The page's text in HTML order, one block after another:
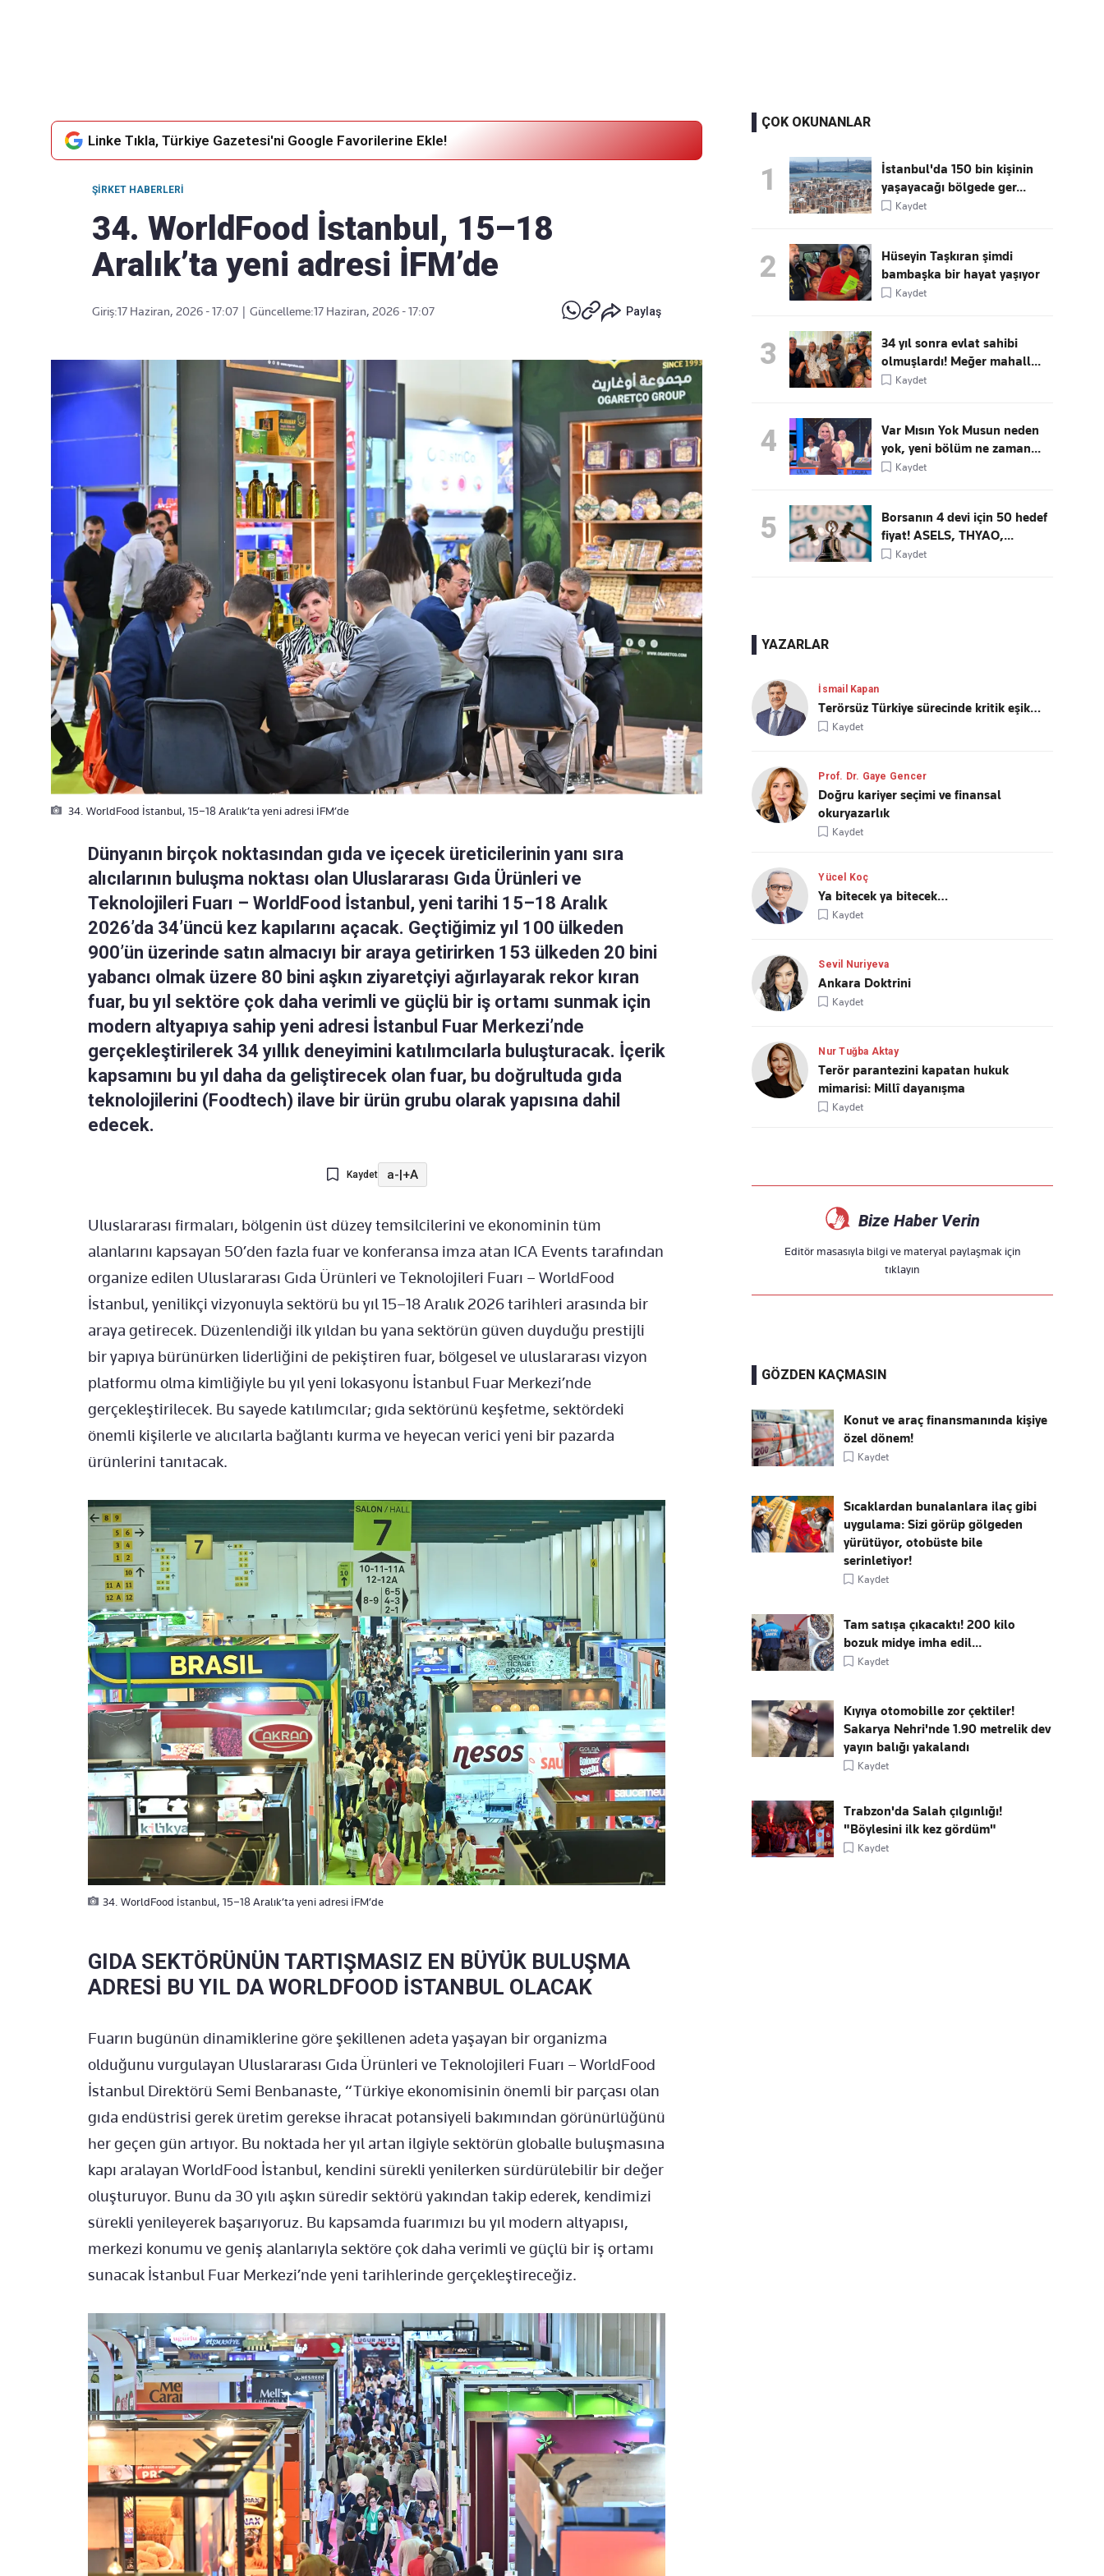
Linke Tıkla, Türkiye Gazetesi'ni Google Favorilerine Ekle!
ŞIRKET HABERLERI
34. WorldFood İstanbul, 15–18
Aralık’ta yeni adresi İFM’de
Giriş:17 Haziran, 2026 - 17:07 Güncelleme:17 Haziran, 2026 - 17:07 Paylaş
34. WorldFood İstanbul, 15–18 Aralık’ta yeni adresi İFM’de
Dünyanın birçok noktasından gıda ve içecek üreticilerinin yanı sıra
alıcılarının buluşma noktası olan Uluslararası Gıda Ürünleri ve
Teknolojileri Fuarı – WorldFood İstanbul, yeni tarihi 15–18 Aralık
2026’da 34’üncü kez kapılarını açacak. Geçtiğimiz yıl 100 ülkeden
900’ün üzerinde satın almacıyı bir araya getirirken 153 ülkeden 20 bini
yabancı olmak üzere 80 bini aşkın ziyaretçiyi ağırlayarak rekor kıran
fuar, bu yıl sektöre çok daha verimli ve güçlü bir iş ortamı sunmak için
modern altyapıya sahip yeni adresi İstanbul Fuar Merkezi’nde
gerçekleştirilerek 34 yıllık deneyimini katılımcılarla buluşturacak. İçerik
kapsamını bu yıl daha da geliştirecek olan fuar, bu doğrultuda gıda
teknolojilerini (Foodtech) ilave bir ürün grubu olarak yapısına dahil
edecek.
Kaydet a-|+A
Uluslararası firmaları, bölgenin üst düzey temsilcilerini ve ekonominin tüm
alanlarını kapsayan 50’den fazla fuar ve konferansa imza atan ICA Events tarafından
organize edilen Uluslararası Gıda Ürünleri ve Teknolojileri Fuarı – WorldFood
İstanbul, yenilikçi vizyonuyla sektörü bu yıl 15–18 Aralık 2026 tarihleri arasında bir
araya getirecek. Düzenlendiği ilk yıldan bu yana sektörün güven duyduğu prestijli
bir yapıya bürünürken liderliğini de pekiştiren fuar, bölgesel ve uluslararası vizyon
platformu olma kimliğiyle bu yıl yeni lokasyonu İstanbul Fuar Merkezi’nde
gerçekleştirilecek. Bu sayede katılımcılar; gıda sektörünü keşfetme, sektördeki
önemli kişilerle ve alıcılarla bağlantı kurma ve heyecan verici yeni bir pazarda
ürünlerini tanıtacak.
34. WorldFood İstanbul, 15–18 Aralık’ta yeni adresi İFM’de
GIDA SEKTÖRÜNÜN TARTIŞMASIZ EN BÜYÜK BULUŞMA
ADRESİ BU YIL DA WORLDFOOD İSTANBUL OLACAK
Fuarın bugünün dinamiklerine göre şekillenen adeta yaşayan bir organizma
olduğunu vurgulayan Uluslararası Gıda Ürünleri ve Teknolojileri Fuarı – WorldFood
İstanbul Direktörü Semi Benbanaste, “Türkiye ekonomisinin önemli bir parçası olan
gıda endüstrisi gerek üretim gerekse ihracat potansiyeli bakımından görünürlüğünü
her geçen gün artıyor. Bu noktada her yıl artan ilgiyle sektörün globalle buluşmasına
kapı aralayan WorldFood İstanbul, kendini sürekli yenilerken sürdürülebilir bir değer
oluşturuyor. Bunu da 30 yılı aşkın süredir sektörü yakından takip ederek, kendimizi
sürekli yenileyerek başarıyoruz. Bu kapsamda fuarımızı bu yıl modern altyapısı,
merkezi konumu ve geniş alanlarıyla sektöre çok daha verimli ve güçlü bir iş ortamı
sunacak İstanbul Fuar Merkezi’nde yeni tarihlerinde gerçekleştireceğiz.
ÇOK OKUNANLAR
1
İstanbul'da 150 bin kişinin
yaşayacağı bölgede ger...
Kaydet
2
Hüseyin Taşkıran şimdi
bambaşka bir hayat yaşıyor
Kaydet
3
34 yıl sonra evlat sahibi
olmuşlardı! Meğer mahall...
Kaydet
4
Var Mısın Yok Musun neden
yok, yeni bölüm ne zaman...
Kaydet
5
Borsanın 4 devi için 50 hedef
fiyat! ASELS, THYAO,...
Kaydet
YAZARLAR
İsmail Kapan
Terörsüz Türkiye sürecinde kritik eşik…
Kaydet
Prof. Dr. Gaye Gencer
Doğru kariyer seçimi ve finansal
okuryazarlık
Kaydet
Yücel Koç
Ya bitecek ya bitecek…
Kaydet
Sevil Nuriyeva
Ankara Doktrini
Kaydet
Nur Tuğba Aktay
Terör parantezini kapatan hukuk
mimarisi: Millî dayanışma
Kaydet
Bize Haber Verin
Editör masasıyla bilgi ve materyal paylaşmak için
tıklayın
GÖZDEN KAÇMASIN
Konut ve araç finansmanında kişiye
özel dönem!
Kaydet
Sıcaklardan bunalanlara ilaç gibi
uygulama: Sizi görüp gölgeden
yürütüyor, otobüste bile
serinletiyor!
Kaydet
Tam satışa çıkacaktı! 200 kilo
bozuk midye imha edil...
Kaydet
Kıyıya otomobille zor çektiler!
Sakarya Nehri'nde 1.90 metrelik dev
yayın balığı yakalandı
Kaydet
Trabzon'da Salah çılgınlığı!
"Böylesini ilk kez gördüm"
Kaydet